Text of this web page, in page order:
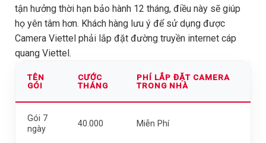
tận hưởng thời hạn bảo hành 12 tháng, điều này sẽ giúp
họ yên tâm hơn. Khách hàng lưu ý để sử dụng được
Camera Viettel phải lắp đặt đường truyền internet cáp
quang Viettel.
TÊN
GÓI
CƯỚC
THÁNG
PHÍ LẮP ĐẶT CAMERA
TRONG NHÀ
Gói 7
ngày
40.000 Miễn Phí